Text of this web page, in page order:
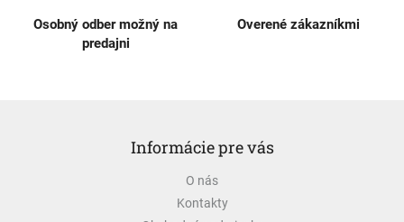
Osobný odber možný na
predajni
Overené zákazníkmi
Informácie pre vás
O nás
Kontakty